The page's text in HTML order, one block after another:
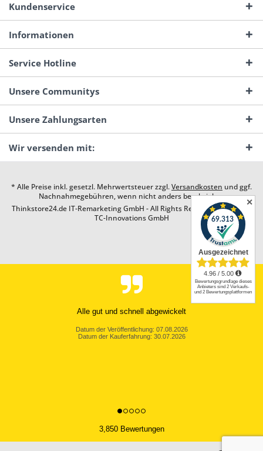
Kundenservice
Informationen
Service Hotline
Unsere Communitys
Unsere Zahlungsarten
Wir versenden mit:
* Alle Preise inkl. gesetzl. Mehrwertsteuer zzgl.Versandkosten und ggf.
Nachnahmegebühren, wenn nicht anders beschrieben
Thinkstore24.de IT-Remarketing GmbH - All Rights Reserved. Design by
TC-Innovations GmbH
Alle gut und schnell abgewickelt
Datum der Veröffentlichung: 07.08.2026
Datum der Kauferfahrung: 30.07.2026
3,850 Bewertungen
✕